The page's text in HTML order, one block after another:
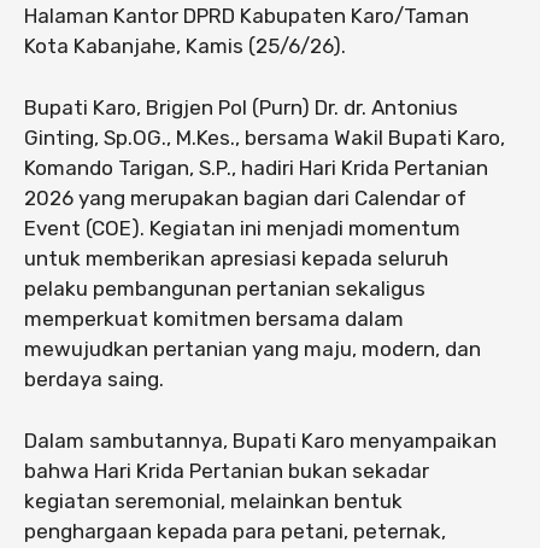
Halaman Kantor DPRD Kabupaten Karo/Taman
Kota Kabanjahe, Kamis (25/6/26).
Bupati Karo, Brigjen Pol (Purn) Dr. dr. Antonius
Ginting, Sp.OG., M.Kes., bersama Wakil Bupati Karo,
Komando Tarigan, S.P., hadiri Hari Krida Pertanian
2026 yang merupakan bagian dari Calendar of
Event (COE). Kegiatan ini menjadi momentum
untuk memberikan apresiasi kepada seluruh
pelaku pembangunan pertanian sekaligus
memperkuat komitmen bersama dalam
mewujudkan pertanian yang maju, modern, dan
berdaya saing.
Dalam sambutannya, Bupati Karo menyampaikan
bahwa Hari Krida Pertanian bukan sekadar
kegiatan seremonial, melainkan bentuk
penghargaan kepada para petani, peternak,